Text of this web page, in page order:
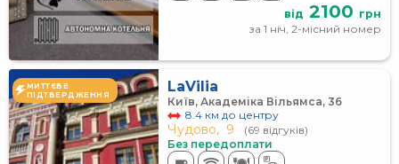
від 2100 грн
за 1 ніч, 2-місний номер
МИТТЄВЕ
ПІДТВЕРДЖЕННЯ
LaVilia
Київ, Академіка Вільямса, 36
8.4 км до центру
Чудово, 9
(69 відгуків)
Без передоплати